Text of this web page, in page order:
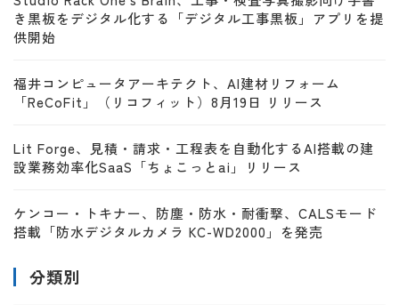
き黒板をデジタル化する「デジタル工事黒板」アプリを提
供開始
福井コンピュータアーキテクト、AI建材リフォーム
「ReCoFit」（リコフィット）8月19日 リリース
Lit Forge、見積・請求・工程表を自動化するAI搭載の建
設業務効率化SaaS「ちょこっとai」リリース
ケンコー・トキナー、防塵・防水・耐衝撃、CALSモード
搭載「防水デジタルカメラ KC-WD2000」を発売
分類別